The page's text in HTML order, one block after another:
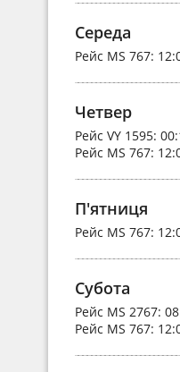
Середа
Рейс MS 767:
Четвер
Рейс VY 1595:
Рейс MS 767:
П'ятниця
Рейс MS 767:
Субота
Рейс MS 2767:
Рейс MS 767: